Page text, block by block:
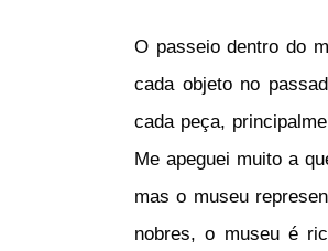
O passeio dentro do
cada objeto no
cada peça,
Me apeguei muito a
mas o museu
nobres, o museu é